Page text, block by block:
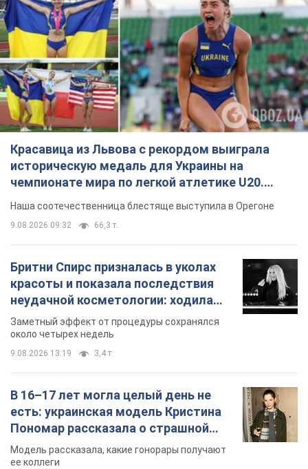
Красавица из Львова с рекордом выиграла
историческую медаль для Украины на
чемпионате мира по легкой атлетике U20.
Видео
Наша соотечественница блестяще выступила в Орегоне
9.08.2026 09:32 66,3 т.
Бритни Спирс призналась в уколах
красоты и показала последствия
неудачной косметологии: ходила
так почти месяц
Заметный эффект от процедуры сохранялся
около четырех недель
9.08.2026 13:19 3,4 т.
В 16–17 лет могла целый день не
есть: украинская модель Кристина
Пономар рассказала о страшной
стороне модельной карьеры
Модель рассказала, какие гонорары получают
ее коллеги